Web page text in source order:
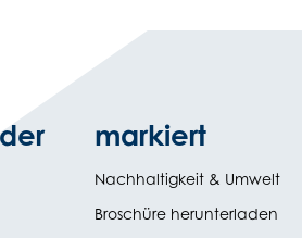
markiert
Nachhaltigkeit & Umwelt
Broschüre herunterladen